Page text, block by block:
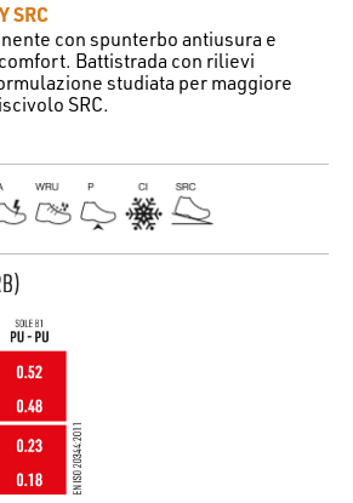
SRC
con spunterbo antiusura e
Battistrada con rilievi
studiata per maggiore
SRC.